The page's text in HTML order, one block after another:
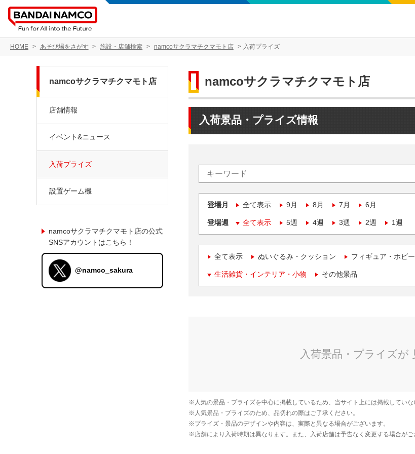
HOME あそび場をさがす 施設・店舗検索 namcoサクラマチクマモト店 入荷プライズ
namcoサクラマチクマモト店
入荷景品・プライズ情報
登場月 全て表示 9月 8月 7月 6月
登場週 全て表示 5週 4週 3週 2週 1週
全て表示 ぬいぐるみ・クッション フィギュア・ホビー
生活雑貨・インテリア・小物 その他景品
namcoサクラマチクマモト店
店舗情報
イベント&ニュース
入荷プライズ
設置ゲーム機
namcoサクラマチクマモト店の公式
SNSアカウントはこちら！
@namco_sakura